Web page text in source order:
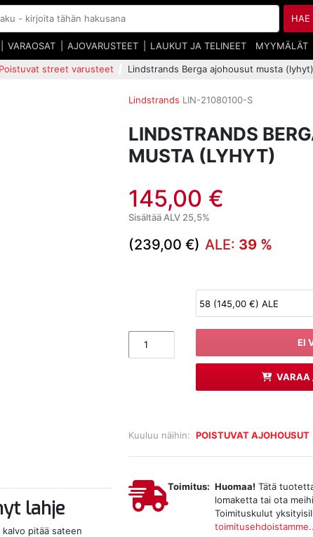
HAE
VARAOSAT AJOVARUSTEET LAUKUT JA TELINEET MYYMÄLÄT
Poistuvat street varusteet Lindstrands Berga ajohousut musta (lyhyt)
Lindstrands LIN-21080100-S
LINDSTRANDS
MUSTA (LYHYT)
145,00 €
Sisältää ALV 25,5%
(239,00 €) ALE: 39 %
EI
VARAA
Kuuluu näihin: POISTUVAT AJOHOUSUT
Toimitus: Huomaa! Tätä
lomaketta tai ota
Toimituskulut
lahje
pitää sateen